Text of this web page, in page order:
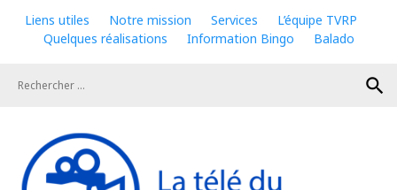
content
Liens utiles Notre mission Services
L’équipe TVRP
Quelques réalisations
Information Bingo
Balado
search